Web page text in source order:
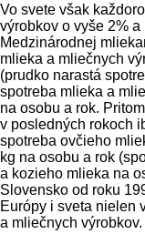
Vo svete však
výrobkov o vyše 2%
Medzinárodnej
mlieka a mliečnych
(prudko narastá
spotreba mlieka a
na osobu a rok.
v posledných rokoch
spotreba ovčieho
kg na osobu a rok
a kozieho mlieka na
Slovensko od roku
Európy i sveta nielen
a mliečnych výrobkov.